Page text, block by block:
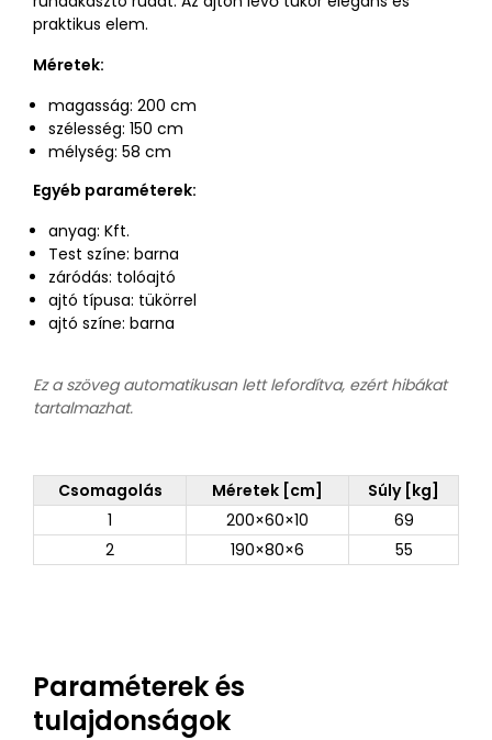
praktikus elem.
Méretek:
magasság: 200 cm
szélesség: 150 cm
mélység: 58 cm
Egyéb paraméterek:
anyag: Kft.
Test színe: barna
záródás: tolóajtó
ajtó típusa: tükörrel
ajtó színe: barna
Ez a szöveg automatikusan lett lefordítva, ezért hibákat
tartalmazhat.
Csomagolás Méretek [cm]
Súly [kg]
1
200×60×10
69
2
190×80×6 55
Paraméterek és
tulajdonságok